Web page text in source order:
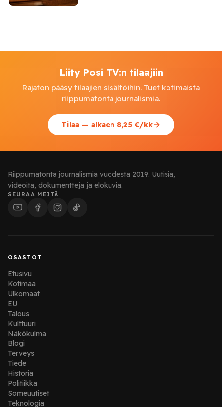
Liity Posi TV:n tilaajiin
Rajaton pääsy tilaajien sisältöihin. Tuet kotimaista
riippumatonta journalismia.
Tilaa — alkaen 8,25 €/kk
Riippumatonta journalismia vuodesta 2019. Uutisia,
videoita, dokumentteja ja elokuvia.
SEURAA MEITÄ
OSASTOT
Etusivu
Kotimaa
Ulkomaat
EU
Talous
Kulttuuri
Näkökulma
Blogi
Terveys
Tiede
Historia
Politiikka
Someuutiset
Teknologia